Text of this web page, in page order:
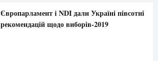
Європарламент і NDI дали Україні півсотні
рекомендацій щодо виборів-2019